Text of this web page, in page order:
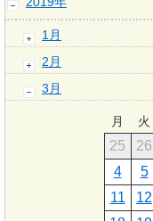
1月
2月
3月
月 火
25 26
4
5
11
12